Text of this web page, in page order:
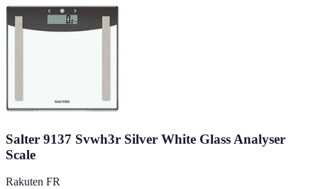
Salter 9137 Svwh3r Silver White Glass Analyser
Scale
Rakuten FR